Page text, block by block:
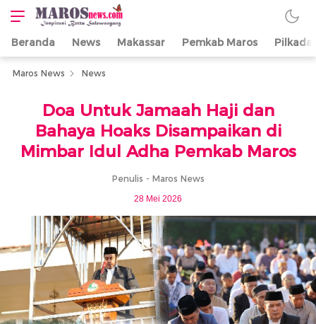
Maros News
Inspirasi Butta
Salewangang
Beranda News Makassar Pemkab Maros Pilkada
Maros News News
Doa Untuk Jamaah Haji dan
Bahaya Hoaks Disampaikan di
Mimbar Idul Adha Pemkab Maros
Penulis - Maros News
28 Mei 2026